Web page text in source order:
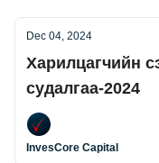
Dec 04, 2024
Харилцагчийн
судалгаа-2024
InvesCore Capital